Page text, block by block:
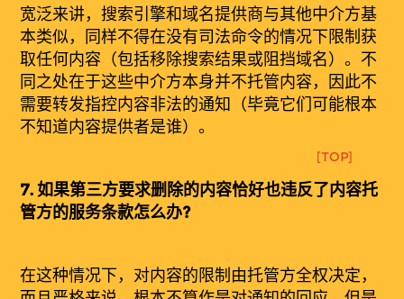
宽泛来讲，搜索引擎和域名提供商与其他中介方基
本类似，同样不得在没有司法命令的情况下限制获
取任何内容（包括移除搜索结果或阻挡域名）。不
同之处在于这些中介方本身并不托管内容，因此不
需要转发指控内容非法的通知（毕竟它们可能根本
不知道内容提供者是谁）。
[TOP]
7.如果第三方要求删除的内容恰好也违反了内容托
管方的服务条款怎么办?
在这种情况下，对内容的限制由托管方全权决定，